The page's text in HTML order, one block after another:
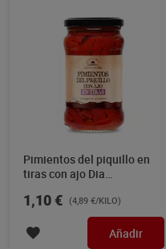
Pimientos del piquillo en
tiras con ajo Dia
1,10 € (4,89 €/KILO)
Añadir